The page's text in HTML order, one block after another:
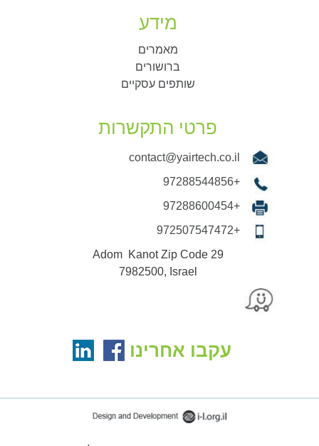
מידע
מאמרים
ברושורים
שותפים עסקיים
פרטי התקשרות
contact@yairtech.co.il
+97288544856
+97288600454
+972507547472
29 Adom Kanot Zip Code
7982500, Israel
עקבו אחרינו